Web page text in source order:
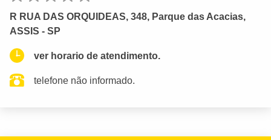
R RUA DAS ORQUIDEAS, 348, Parque das Acacias,
ASSIS - SP
ver horario de atendimento.
telefone não informado.